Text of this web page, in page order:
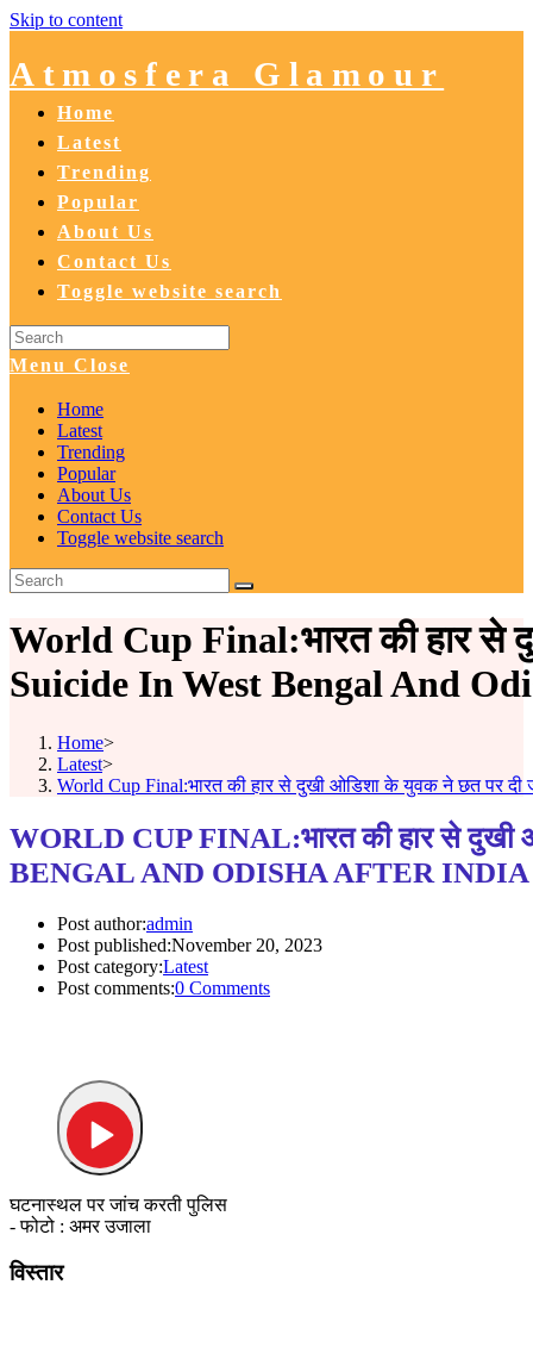
Skip to content
Atmosfera Glamour
Home
Latest
Trending
Popular
About Us
Contact Us
Toggle website search
Menu Close
Home
Latest
Trending
Popular
About Us
Contact Us
Toggle website search
World Cup Final:भारत की हार से
Suicide In West Bengal And
Home>
Latest>
World Cup Final:भारत की हार से दुखी ओडिशा के युवक ने छत पर
WORLD CUP FINAL:भारत की हार से
BENGAL AND ODISHA AFTER
Post author:admin
Post published:November 20, 2023
Post category:Latest
Post comments:0 Comments
घटनास्थल पर जांच करती पुलिस
- फोटो : अमर उजाला
विस्तार